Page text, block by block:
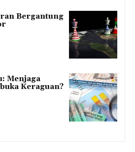
Bergantung
Menjaga
Keraguan?